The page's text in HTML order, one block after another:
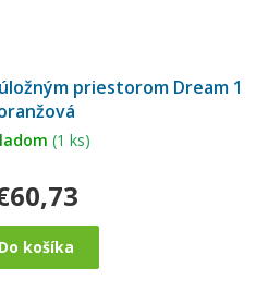
priestorom Dream 1
(1 ks)
Do košíka